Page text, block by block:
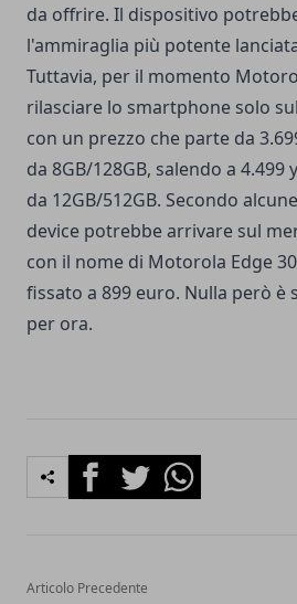
da offrire. Il dispositivo
l'ammiraglia più potente
Tuttavia, per il momento
rilasciare lo smartphone solo
con un prezzo che parte da
da 8GB/128GB, salendo a
da 12GB/512GB. Secondo
device potrebbe arrivare sul
con il nome di Motorola Edge
fissato a 899 euro. Nulla però
per ora.
FacebookTwitterWhatsapp
Articolo Precedente